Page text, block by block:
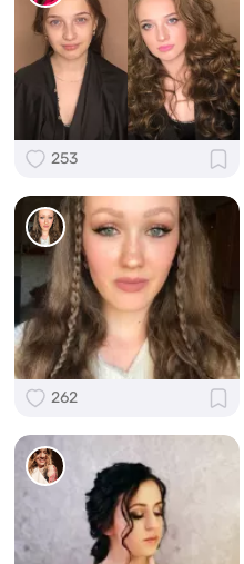
253
262